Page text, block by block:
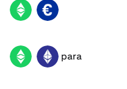
ETC EUR
ETC ETH para